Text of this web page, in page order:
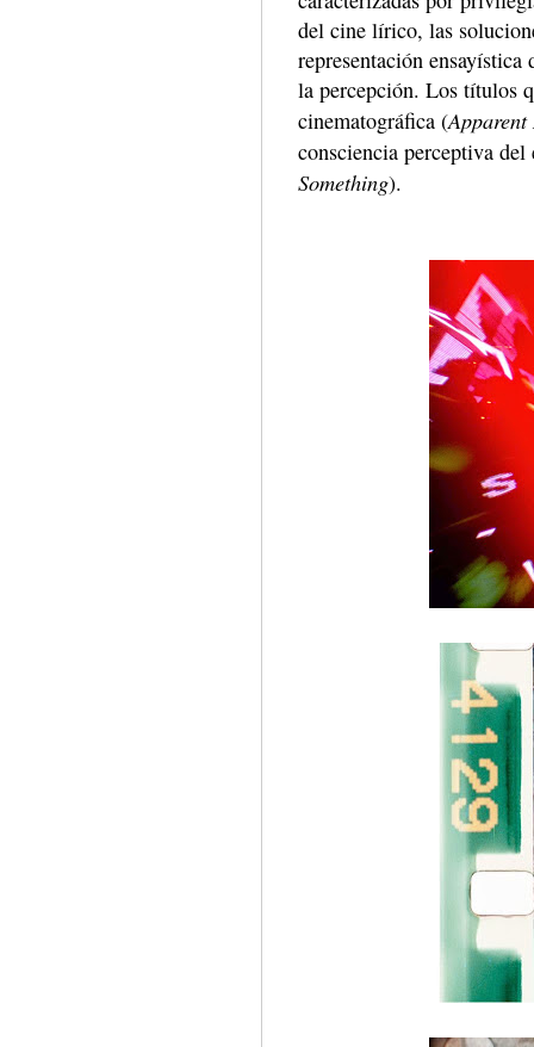
del cine lírico, las
representación
la percepción. Los títulos
cinematográfica (
consciencia perceptiva del
Something).